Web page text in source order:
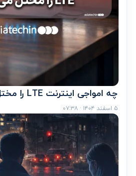
چه امواجی اینترنت LTE را مختل می‌کند؟
۵ اسفند ۱۴۰۴ · ۰۷:۳۸